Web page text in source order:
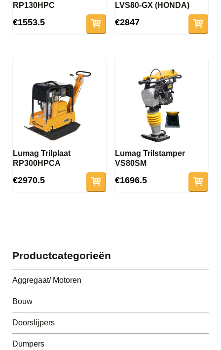
RP130HPC
€1553.5
LVS80-GX (HONDA)
€2847
Lumag Trilplaat
RP300HPCA
€2970.5
Lumag Trilstamper
VS80SM
€1696.5
Productcategorieën
Aggregaat/ Motoren
Bouw
Doorslijpers
Dumpers